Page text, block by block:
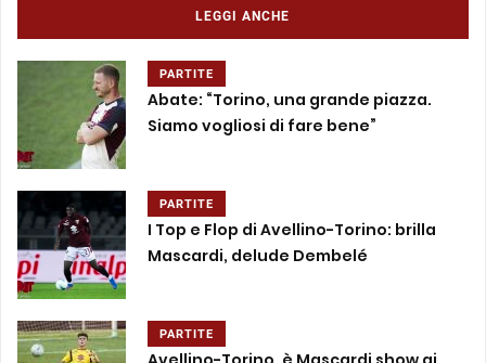
LEGGI ANCHE
PARTITE
Abate: “Torino, una grande piazza.
Siamo vogliosi di fare bene”
PARTITE
I Top e Flop di Avellino-Torino: brilla
Mascardi, delude Dembelé
PARTITE